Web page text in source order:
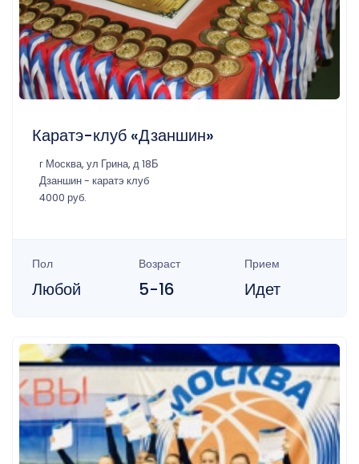
Каратэ-клуб «Дзаншин»
г Москва, ул Грина, д 18Б
Дзаншин - каратэ клуб
4000 руб.
Пол
Любой
Возраст
5-16
Прием
Идет